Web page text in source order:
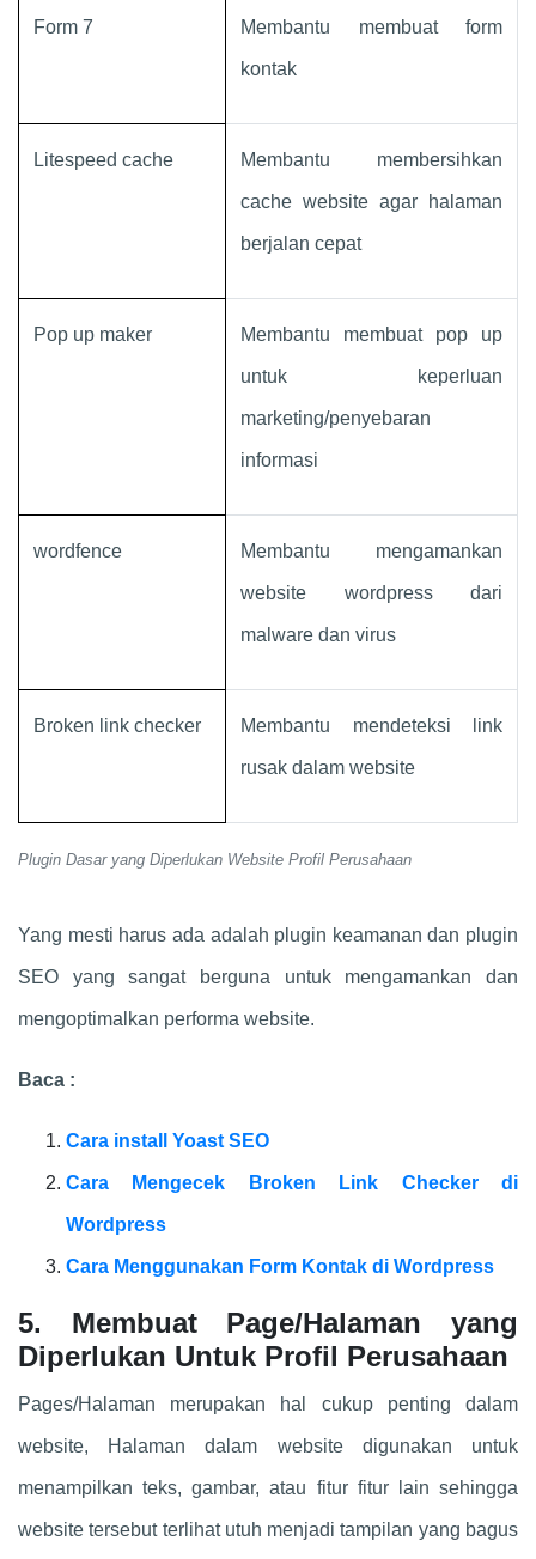
Plugin Dasar yang Diperlukan Website Profil Perusahaan
Form 7 Membantu membuat form
kontak
Litespeed cache Membantu membersihkan
cache website agar halaman
berjalan cepat
Pop up maker Membantu membuat pop up
untuk keperluan
marketing/penyebaran
informasi
wordfence Membantu mengamankan
website wordpress dari
malware dan virus
Broken link checker Membantu mendeteksi link
rusak dalam website
Yang mesti harus ada adalah plugin keamanan dan plugin
SEO yang sangat berguna untuk mengamankan dan
mengoptimalkan performa website.
Baca :
Cara install Yoast SEO
Cara Mengecek Broken Link Checker di
Wordpress
Cara Menggunakan Form Kontak di Wordpress
5. Membuat Page/Halaman yang
Diperlukan Untuk Profil Perusahaan
Pages/Halaman merupakan hal cukup penting dalam
website, Halaman dalam website digunakan untuk
menampilkan teks, gambar, atau fitur fitur lain sehingga
website tersebut terlihat utuh menjadi tampilan yang bagus